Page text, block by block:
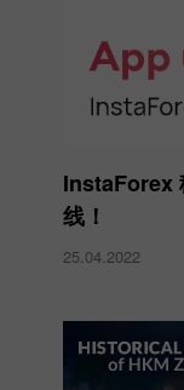
InstaForex
线！
25.04.2022